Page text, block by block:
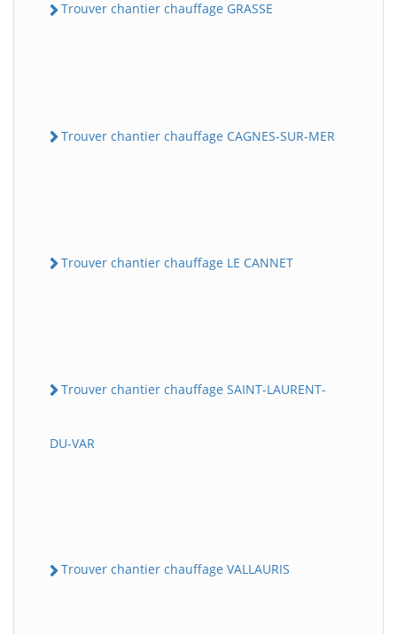
Trouver chantier chauffage GRASSE
Trouver chantier chauffage CAGNES-SUR-MER
Trouver chantier chauffage LE CANNET
Trouver chantier chauffage SAINT-LAURENT-
DU-VAR
Trouver chantier chauffage VALLAURIS